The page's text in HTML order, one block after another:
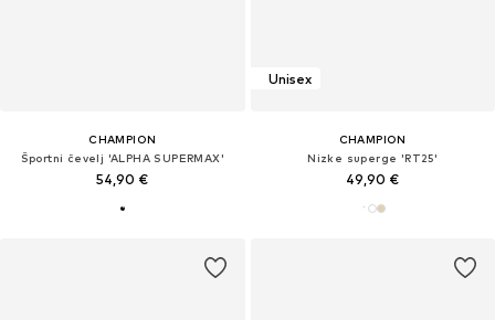
CHAMPION
Športni čevelj 'ALPHA SUPERMAX'
54,90 €
Unisex
CHAMPION
Nizke superge 'RT25'
49,90 €